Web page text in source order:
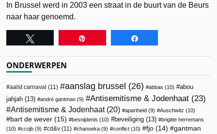
In Brussel werd in 2003 een straat in de buurt van de Beurs
naar haar genoemd.
ONDERWERPEN
aalst carnaval (11) aanslag brussel (26) abbas (10)
abou
jahjah (13) andré gantman (9) Antisemitisme & Jodenhaat (23)
Antisemitisme & Jodenhaat(20) apartheid (9) Auschwitz (10)
bart de wever (15) besnijdenis (10) beveiliging (13)
brigitte herremans
(10)
ccojb (9) cd&v (11) chanoeka (9) conflict (10) fjo (14) gantman